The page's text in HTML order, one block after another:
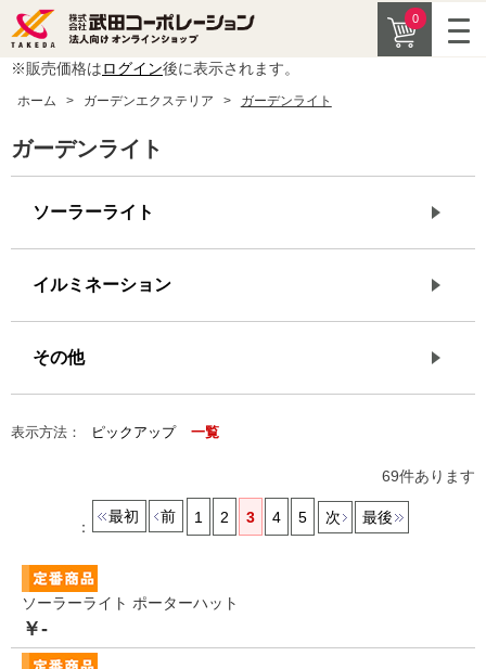
0
※販売価格はログイン後に表示されます。
ホーム > ガーデンエクステリア > ガーデンライト
ガーデンライト
ソーラーライト
イルミネーション
その他
表示方法： ピックアップ 一覧
69件あります
：
最初 前 1 2 3 4 5 次 最後
ソーラーライト ポーターハット
￥-